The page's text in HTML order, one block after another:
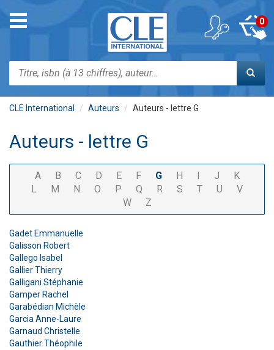
contenu
Toggle
navigation
Rechercher
0
CLE International Auteurs Auteurs - lettre G
Auteurs - lettre G
A B C D E F G H I J
K
L
M N O P Q R S T U
V
W
Z
Gadet Emmanuelle
Galisson Robert
Gallego Isabel
Gallier Thierry
Galligani Stéphanie
Gamper Rachel
Garabédian Michèle
Garcia Anne-Laure
Garnaud Christelle
Gauthier Théophile